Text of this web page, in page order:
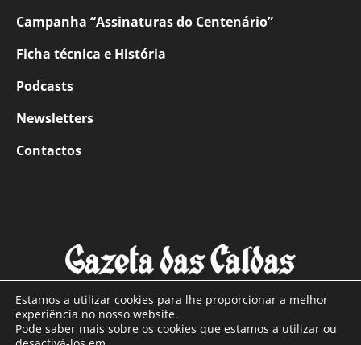
Campanha “Assinaturas do Centenário”
Ficha técnica e História
Podcasts
Newsletters
Contactos
SOBRE NÓS
Estamos a utilizar cookies para lhe proporcionar a melhor
experiência no nosso website.
Pode saber mais sobre os cookies que estamos a utilizar ou